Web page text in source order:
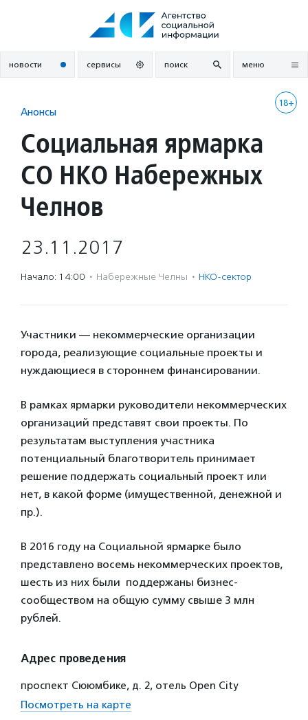
новости сервисы поиск меню
18+
Анонсы
Социальная ярмарка
СО НКО Набережных
Челнов
23.11.2017
Начало: 14:00 · Набережные Челны · НКО-сектор
Участники — некоммерческие организации
города, реализующие социальные проекты и
нуждающиеся в стороннем финансировании.
В рамках ярмарки руководители некоммерческих
организаций представят свои проекты. По
результатам выступления участника
потенциальный благотворитель принимает
решение поддержать социальный проект или
нет, в какой форме (имущественной, денежной и
пр.).
В 2016 году на Социальной ярмарке было
представлено восемь некоммерческих проектов,
шесть из них были поддержаны бизнес-
сообществом на общую сумму свыше 3 млн
рублей.
Адрес проведения
проспект Сююмбике, д. 2, отель Open City
Посмотреть на карте